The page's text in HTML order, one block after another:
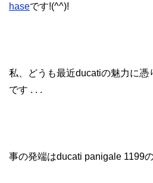
haseです!(^^)!
私、どうも最近ducatiの魅力に憑
です . . .
事の発端はducati panigale 1199の